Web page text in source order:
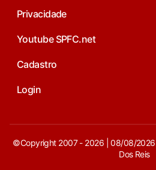
Privacidade
Youtube SPFC.net
Cadastro
Login
©Copyright 2007 - 2026 | 08/08/2026
Dos Reis